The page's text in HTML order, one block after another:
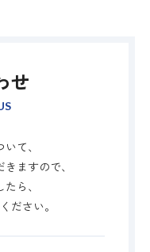
せ
て、
ますので、
ら、
ださい。